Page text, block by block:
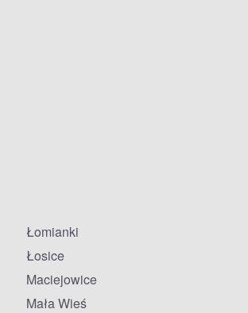
Łomianki
Łosice
Maciejowice
Mała Wieś